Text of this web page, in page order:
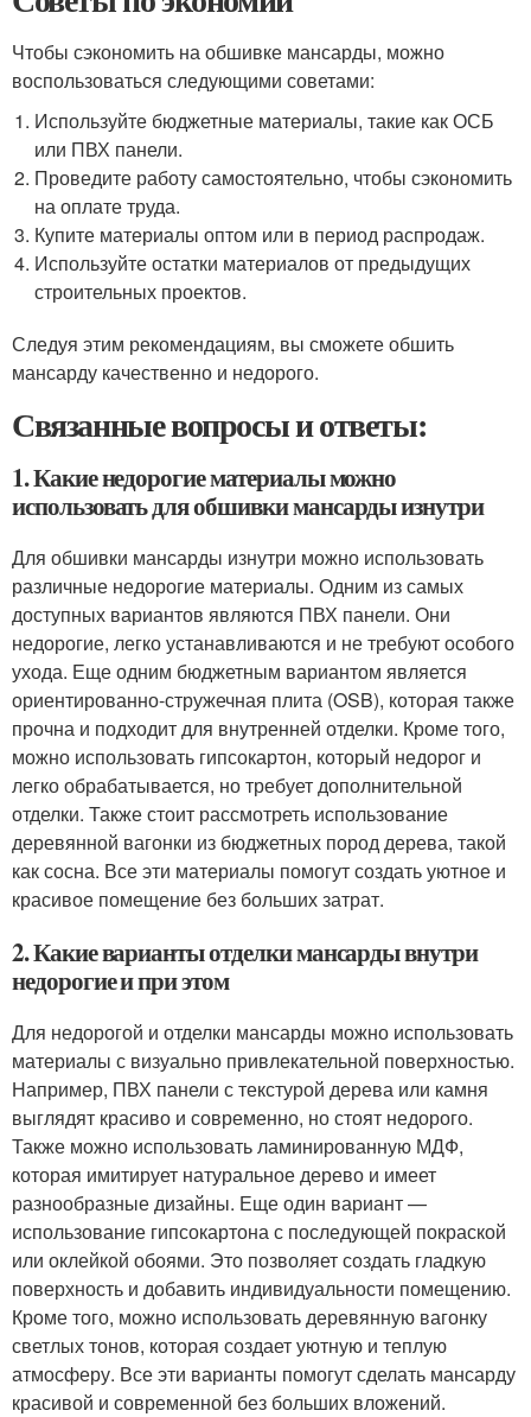
Чтобы сэкономить на обшивке мансарды, можно
воспользоваться следующими советами:
Используйте бюджетные материалы, такие как ОСБ
или ПВХ панели.
Проведите работу самостоятельно, чтобы сэкономить
на оплате труда.
Купите материалы оптом или в период распродаж.
Используйте остатки материалов от предыдущих
строительных проектов.
Следуя этим рекомендациям, вы сможете обшить
мансарду качественно и недорого.
Связанные вопросы и ответы:
1. Какие недорогие материалы можно
использовать для обшивки мансарды изнутри
Для обшивки мансарды изнутри можно использовать
различные недорогие материалы. Одним из самых
доступных вариантов являются ПВХ панели. Они
недорогие, легко устанавливаются и не требуют особого
ухода. Еще одним бюджетным вариантом является
ориентированно-стружечная плита (OSB), которая также
прочна и подходит для внутренней отделки. Кроме того,
можно использовать гипсокартон, который недорог и
легко обрабатывается, но требует дополнительной
отделки. Также стоит рассмотреть использование
деревянной вагонки из бюджетных пород дерева, такой
как сосна. Все эти материалы помогут создать уютное и
красивое помещение без больших затрат.
2. Какие варианты отделки мансарды внутри
недорогие и при этом
Для недорогой и отделки мансарды можно использовать
материалы с визуально привлекательной поверхностью.
Например, ПВХ панели с текстурой дерева или камня
выглядят красиво и современно, но стоят недорого.
Также можно использовать ламинированную МДФ,
которая имитирует натуральное дерево и имеет
разнообразные дизайны. Еще один вариант —
использование гипсокартона с последующей покраской
или оклейкой обоями. Это позволяет создать гладкую
поверхность и добавить индивидуальности помещению.
Кроме того, можно использовать деревянную вагонку
светлых тонов, которая создает уютную и теплую
атмосферу. Все эти варианты помогут сделать мансарду
красивой и современной без больших вложений.